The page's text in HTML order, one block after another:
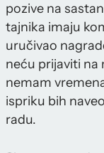
pozive na
tajnika imaju
uručivao
neću prijaviti na
nemam
ispriku bih
radu.